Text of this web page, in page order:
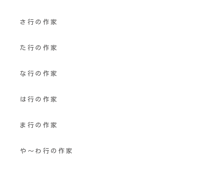
さ行の作家
た行の作家
な行の作家
は行の作家
ま行の作家
や〜わ行の作家